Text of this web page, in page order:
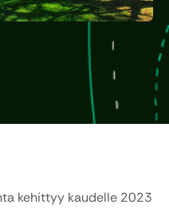
kehittyy kaudelle 2023